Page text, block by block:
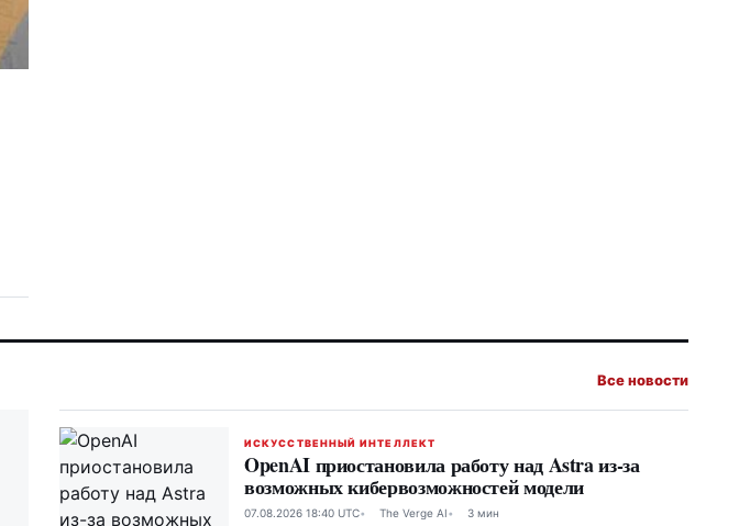
Все новости
ИСКУССТВЕННЫЙ ИНТЕЛЛЕКТ
OpenAI приостановила работу над Astra из-за
возможных кибервозможностей модели
07.08.2026 18:40 UTC The Verge AI 3 мин